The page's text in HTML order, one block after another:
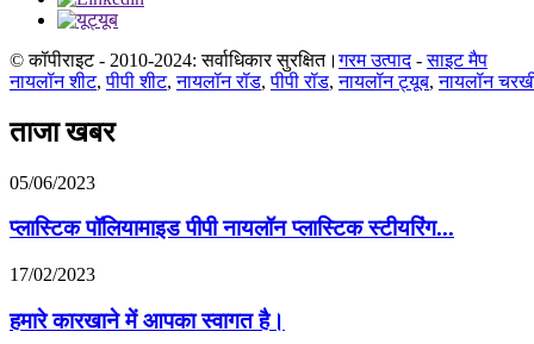
© कॉपीराइट - 2010-2024: सर्वाधिकार सुरक्षित।गरम उत्पाद-साइट मैप
नायलॉन शीट,पीपी शीट,नायलॉन रॉड,पीपी रॉड,नायलॉन ट्यूब,नायलॉन
ताजा खबर
05/06/2023
प्लास्टिक पॉलियामाइड पीपी नायलॉन प्लास्टिक स्टीयरिंग...
17/02/2023
हमारे कारखाने में आपका स्वागत है।